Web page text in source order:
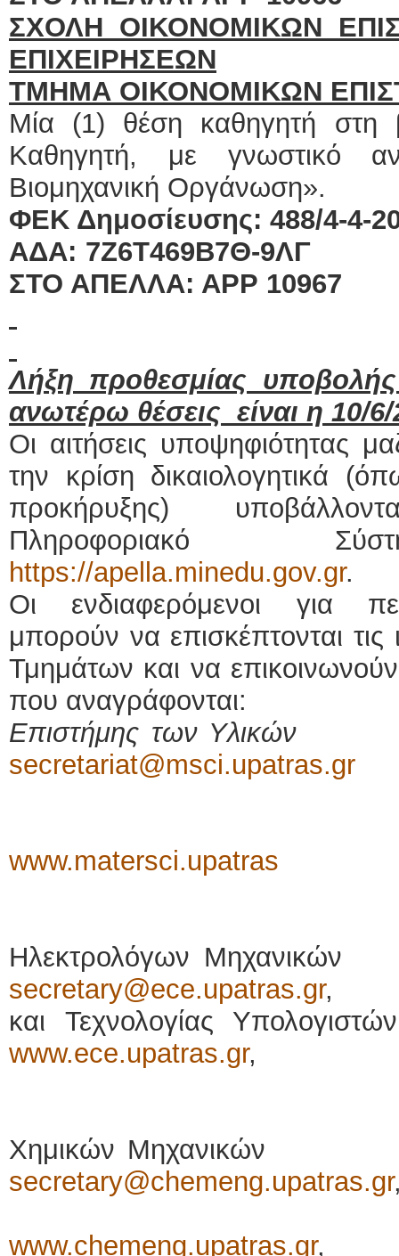
ΣΧΟΛΗ ΟΙΚΟΝΟΜΙΚΩΝ
ΕΠΙΧΕΙΡΗΣΕΩΝ
ΤΜΗΜΑ ΟΙΚΟΝΟΜΙΚΩΝ
Μία (1) θέση καθηγητή στη
Καθηγητή, με γνωστικό
Βιομηχανική Οργάνωση».
ΦΕΚ Δημοσίευσης: 488/4-4-
ΑΔΑ: 7Ζ6Τ469Β7Θ-9ΛΓ
ΣΤΟ ΑΠΕΛΛΑ: ΑΡΡ 10967
Λήξη προθεσμίας
ανωτέρω θέσεις είναι η 10/
Οι αιτήσεις υποψηφιότητας
την κρίση δικαιολογητικά
προκήρυξης)
Πληροφοριακό
https://apella.minedu.gov.gr.
Οι ενδιαφερόμενοι για
μπορούν να επισκέπτονται
Τμημάτων και να
που αναγράφονται:
Επιστήμης των
secretariat@msci.upatras.gr
www.matersci.upatras
Ηλεκτρολόγων
secretary@ece.upatras.gr,
και Τεχνολογίας
www.ece.upatras.gr,
Χημικών
secretary@chemeng.upatras.gr
www.chemeng.upatras.gr,